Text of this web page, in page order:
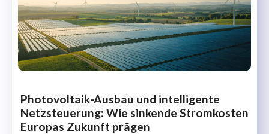
Photovoltaik-Ausbau und intelligente
Netzsteuerung: Wie sinkende Stromkosten
Europas Zukunft prägen